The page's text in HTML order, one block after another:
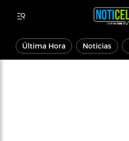
Última Hora Noticias